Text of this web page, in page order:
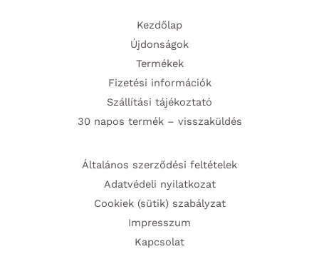
Kezdőlap
Újdonságok
Termékek
Fizetési információk
Szállítási tájékoztató
30 napos termék – visszaküldés
Általános szerződési feltételek
Adatvédeli nyilatkozat
Cookiek (sütik) szabályzat
Impresszum
Kapcsolat